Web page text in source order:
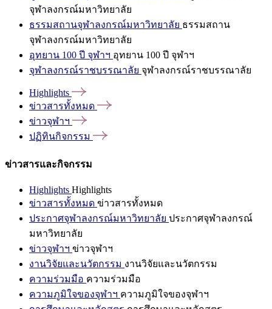
จุฬาลงกรณ์มหาวิทยาลัย
ธรรมสถานจุฬาลงกรณ์มหาวิทยาลัย ธรรมสถาน
จุฬาลงกรณ์มหาวิทยาลัย
อุทยาน 100 ปี จุฬาฯ อุทยาน 100 ปี จุฬาฯ
จุฬาลงกรณ์ราชบรรณาลัย จุฬาลงกรณ์ราชบรรณาลัย
Highlights
ข่าวสารทั้งหมด
ข่าวจุฬาฯ
ปฏิทินกิจกรรม
ข่าวสารและกิจกรรม
Highlights Highlights
ข่าวสารทั้งหมด ข่าวสารทั้งหมด
ประกาศจุฬาลงกรณ์มหาวิทยาลัย ประกาศจุฬาลงกรณ์
มหาวิทยาลัย
ข่าวจุฬาฯ ข่าวจุฬาฯ
งานวิจัยและนวัตกรรม งานวิจัยและนวัตกรรม
ความร่วมมือ ความร่วมมือ
ความภูมิใจของจุฬาฯ ความภูมิใจของจุฬาฯ